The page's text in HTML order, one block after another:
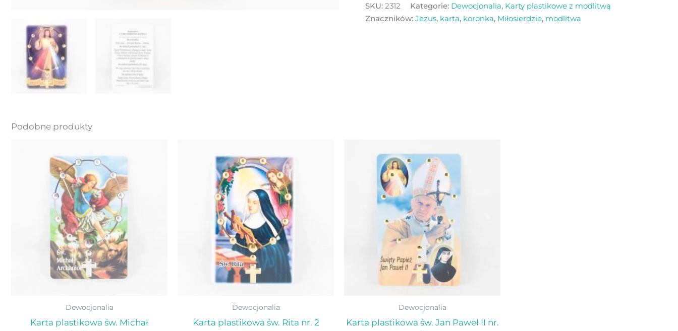
SKU: 2312 Kategorie: Dewocjonalia, Karty plastikowe z modlitwą
Znaczników: Jezus, karta, koronka, Miłosierdzie, modlitwa
Podobne produkty
Dewocjonalia
Karta plastikowa św. Michał
Dewocjonalia
Karta plastikowa św. Rita nr. 2
Dewocjonalia
Karta plastikowa św. Jan Paweł II nr.